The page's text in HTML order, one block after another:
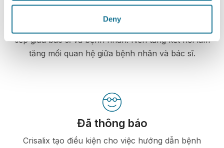
Deny
Tăng mức độ chăm sóc bệnh nhân
Crisalix là một công cụ tiên tiến nhằm cải thiện giao
tiếp giữa bác sĩ và bệnh nhân. Nền tảng kết nối làm
tăng mối quan hệ giữa bệnh nhân và bác sĩ.
Đã thông báo
Crisalix tạo điều kiện cho việc hướng dẫn bệnh